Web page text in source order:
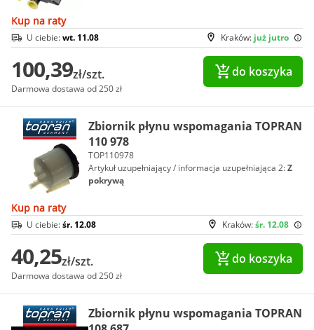
Kup na raty
Kraków: już jutro
U ciebie:wt. 11.08
100,39zł/szt.
Darmowa dostawa od 250 zł
do koszyka
Zbiornik płynu wspomagania TOPRAN
110 978
TOP110978
Artykuł uzupełniający / informacja uzupełniająca 2:Z
pokrywą
Kup na raty
Kraków:śr. 12.08
U ciebie:śr. 12.08
40,25zł/szt.
Darmowa dostawa od 250 zł
do koszyka
Zbiornik płynu wspomagania TOPRAN